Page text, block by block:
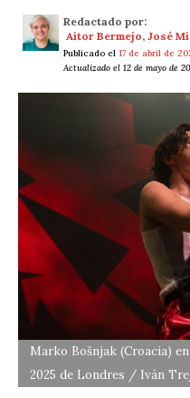
Redactado por:
Aitor Bermejo, José
Publicado el 17 de abril de
Actualizado el 12 de mayo de
Marko Bošnjak (Croacia)
2025 de Londres / Iván